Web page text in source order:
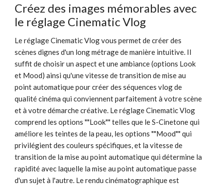
Créez des images mémorables avec
le réglage Cinematic Vlog
Le réglage Cinematic Vlog vous permet de créer des
scènes dignes d'un long métrage de manière intuitive. Il
suffit de choisir un aspect et une ambiance (options Look
et Mood) ainsi qu'une vitesse de transition de mise au
point automatique pour créer des séquences vlog de
qualité cinéma qui conviennent parfaitement à votre scène
et à votre démarche créative. Le réglage Cinematic Vlog
comprend les options ""Look"" telles que le S-Cinetone qui
améliore les teintes de la peau, les options ""Mood"" qui
privilégient des couleurs spécifiques, et la vitesse de
transition de la mise au point automatique qui détermine la
rapidité avec laquelle la mise au point automatique passe
d'un sujet à l'autre. Le rendu cinématographique est